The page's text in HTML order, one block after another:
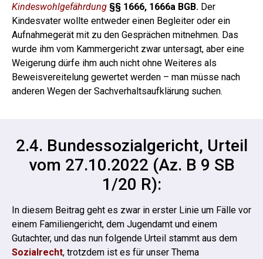
Kindeswohlgefährdung §§ 1666, 1666a BGB. Der
Kindesvater wollte entweder einen Begleiter oder ein
Aufnahmegerät mit zu den Gesprächen mitnehmen. Das
wurde ihm vom Kammergericht zwar untersagt, aber eine
Weigerung dürfe ihm auch nicht ohne Weiteres als
Beweisvereitelung gewertet werden – man müsse nach
anderen Wegen der Sachverhaltsaufklärung suchen.
2.4. Bundessozialgericht, Urteil
vom 27.10.2022 (Az. B 9 SB
1/20 R):
In diesem Beitrag geht es zwar in erster Linie um Fälle vor
einem Familiengericht, dem Jugendamt und einem
Gutachter, und das nun folgende Urteil stammt aus dem
Sozialrecht, trotzdem ist es für unser Thema